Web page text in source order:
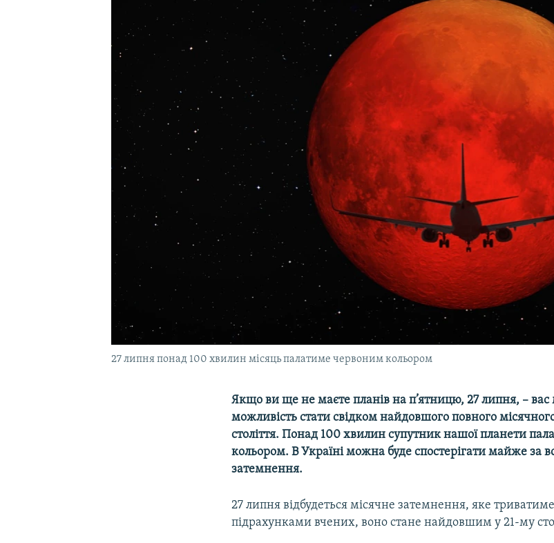
УКРАЇНСЬКА ПРОБЛЕМА КРИМУ
27 липня понад 100 хвилин місяць палатиме червоним кольором
Якщо ви ще не маєте планів на п’ятницю, 27 липня, – вас
можливість стати свідком найдовшого повного
століття. Понад 100 хвилин супутник нашої планети
кольором. В Україні можна буде спостерігати майже за
затемнення.
27 липня відбудеться місячне затемнення, яке
підрахунками вчених, воно стане найдовшим у 21-му